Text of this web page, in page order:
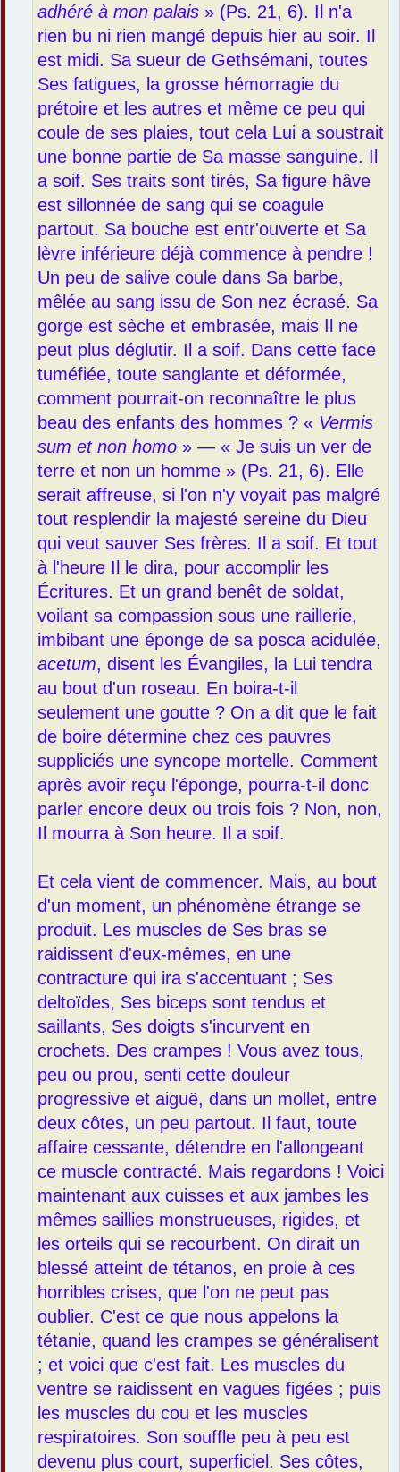
adhéré à mon palais » (Ps. 21, 6). Il n'a
rien bu ni rien mangé depuis hier au soir. Il
est midi. Sa sueur de Gethsémani, toutes
Ses fatigues, la grosse hémorragie du
prétoire et les autres et même ce peu qui
coule de ses plaies, tout cela Lui a soustrait
une bonne partie de Sa masse sanguine. Il
a soif. Ses traits sont tirés, Sa figure hâve
est sillonnée de sang qui se coagule
partout. Sa bouche est entr'ouverte et Sa
lèvre inférieure déjà commence à pendre !
Un peu de salive coule dans Sa barbe,
mêlée au sang issu de Son nez écrasé. Sa
gorge est sèche et embrasée, mais Il ne
peut plus déglutir. Il a soif. Dans cette face
tuméfiée, toute sanglante et déformée,
comment pourrait-on reconnaître le plus
beau des enfants des hommes ? « Vermis
sum et non homo » — « Je suis un ver de
terre et non un homme » (Ps. 21, 6). Elle
serait affreuse, si l'on n'y voyait pas malgré
tout resplendir la majesté sereine du Dieu
qui veut sauver Ses frères. Il a soif. Et tout
à l'heure Il le dira, pour accomplir les
Écritures. Et un grand benêt de soldat,
voilant sa compassion sous une raillerie,
imbibant une éponge de sa posca acidulée,
acetum, disent les Évangiles, la Lui tendra
au bout d'un roseau. En boira-t-il
seulement une goutte ? On a dit que le fait
de boire détermine chez ces pauvres
suppliciés une syncope mortelle. Comment
après avoir reçu l'éponge, pourra-t-il donc
parler encore deux ou trois fois ? Non, non,
Il mourra à Son heure. Il a soif.
Et cela vient de commencer. Mais, au bout
d'un moment, un phénomène étrange se
produit. Les muscles de Ses bras se
raidissent d'eux-mêmes, en une
contracture qui ira s'accentuant ; Ses
deltoïdes, Ses biceps sont tendus et
saillants, Ses doigts s'incurvent en
crochets. Des crampes ! Vous avez tous,
peu ou prou, senti cette douleur
progressive et aiguë, dans un mollet, entre
deux côtes, un peu partout. Il faut, toute
affaire cessante, détendre en l'allongeant
ce muscle contracté. Mais regardons ! Voici
maintenant aux cuisses et aux jambes les
mêmes saillies monstrueuses, rigides, et
les orteils qui se recourbent. On dirait un
blessé atteint de tétanos, en proie à ces
horribles crises, que l'on ne peut pas
oublier. C'est ce que nous appelons la
tétanie, quand les crampes se généralisent
; et voici que c'est fait. Les muscles du
ventre se raidissent en vagues figées ; puis
les muscles du cou et les muscles
respiratoires. Son souffle peu à peu est
devenu plus court, superficiel. Ses côtes,